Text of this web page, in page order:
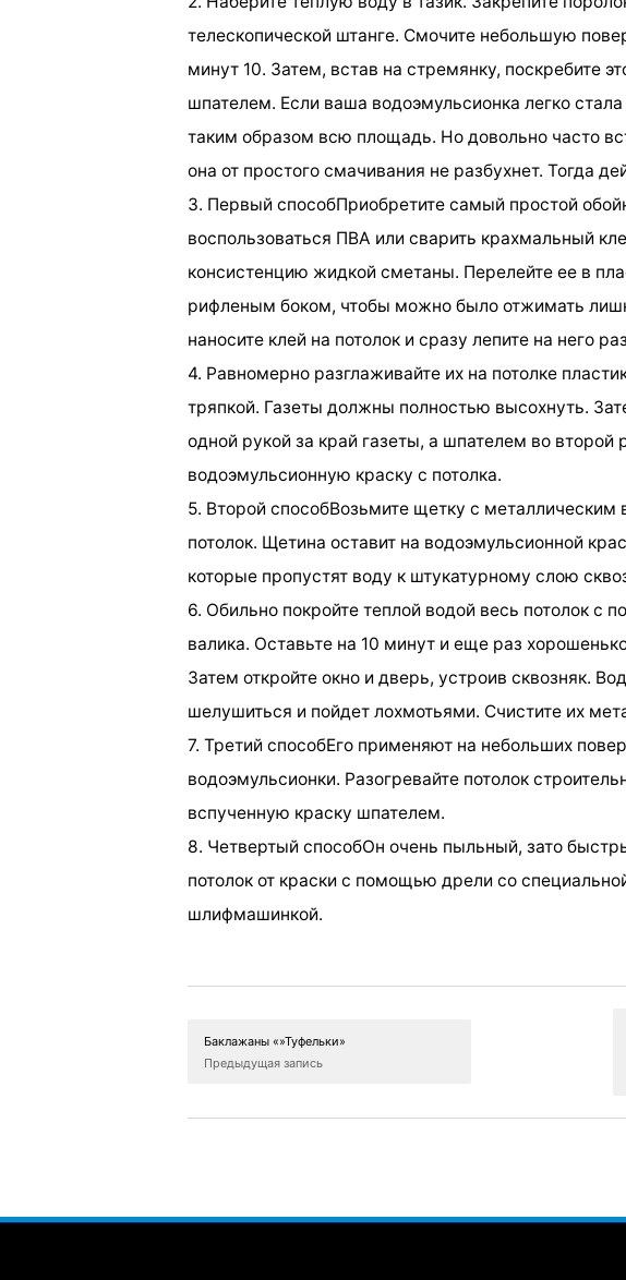
телескопической штанге. Смочите небольшую
минут 10. Затем, встав на стремянку, поскребите
шпателем. Если ваша водоэмульсионка легко стала
таким образом всю площадь. Но довольно часто
она от простого смачивания не разбухнет. Тогда
3. Первый способПриобретите самый простой
воспользоваться ПВА или сварить крахмальный
консистенцию жидкой сметаны. Перелейте ее в
рифленым боком, чтобы можно было отжимать
наносите клей на потолок и сразу лепите на него
4. Равномерно разглаживайте их на потолке
тряпкой. Газеты должны полностью высохнуть.
одной рукой за край газеты, а шпателем во второй
водоэмульсионную краску с потолка.
5. Второй способВозьмите щетку с металлическим
потолок. Щетина оставит на водоэмульсионной
которые пропустят воду к штукатурному слою
6. Обильно покройте теплой водой весь потолок с
валика. Оставьте на 10 минут и еще раз
Затем откройте окно и дверь, устроив сквозняк.
шелушиться и пойдет лохмотьями. Счистите их
7. Третий способЕго применяют на небольших
водоэмульсионки. Разогревайте потолок
вспученную краску шпателем.
8. Четвертый способОн очень пыльный, зато
потолок от краски с помощью дрели со
шлифмашинкой.
Баклажаны «»Туфельки»
Предыдущая запись